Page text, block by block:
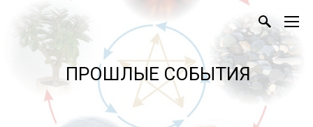
ПРОШЛЫЕ СОБЫТИЯ